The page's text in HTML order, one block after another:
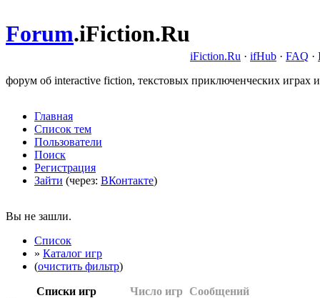
Forum.iFiction.Ru
iFiction.Ru · ifHub · FAQ ·
форум об interactive fiction, текстовых приключенческих играх
Главная
Список тем
Пользователи
Поиск
Регистрация
Зайти (через: ВКонтакте)
Вы не зашли.
Список
» Каталог игр
(очистить фильтр)
Списки игр Число игр
Сообщений